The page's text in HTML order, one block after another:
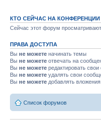
КТО СЕЙЧАС НА КОНФЕРЕНЦИИ
Сейчас этот форум
ПРАВА ДОСТУПА
Вы не можете начинать темы
Вы не можете отвечать на
Вы не можете редактировать
Вы не можете удалять свои
Вы не можете добавлять вложения
Список форумов